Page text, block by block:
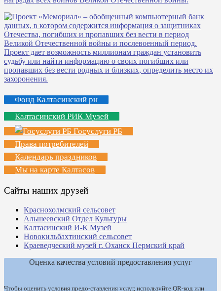
Фонд Калтасинский рн
Калтасинский РИК Музей
Госуслуги РБ
Права потребителей
Календарь праздников
Мы на карте Калтасов
Сайты наших друзей
Краснохолмский сельсовет
Альшеевский Отдел Культуры
Калтасинский И-К Музей
Новокильбахтинский сельсовет
Краеведческий музей г. Оханск Пермский край
Оценка качества условий предоставления услуг
Чтобы оценить условия предо-ставления услуг, используйте QR-код или